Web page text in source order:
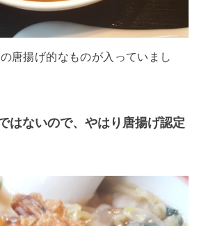
唐揚げ的なものが入っていまし
はないので、やはり唐揚げ認定